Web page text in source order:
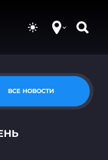
ВСЕ НОВОСТИ